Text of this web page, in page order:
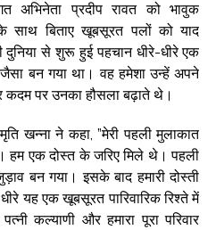
अभिनेता प्रदीप रावत को भावुक
साथ बिताए खूबसूरत पलों को याद
दुनिया से शुरू हुई पहचान धीरे-धीरे एक
जैसा बन गया था। वह हमेशा उन्हें अपने
कदम पर उनका हौसला बढ़ाते थे।
खन्ना ने कहा, ”मेरी पहली मुलाकात
हम एक दोस्त के जरिए मिले थे। पहली
बन गया। इसके बाद हमारी दोस्ती
यह एक खूबसूरत पारिवारिक रिश्ते में
कल्याणी और हमारा पूरा परिवार